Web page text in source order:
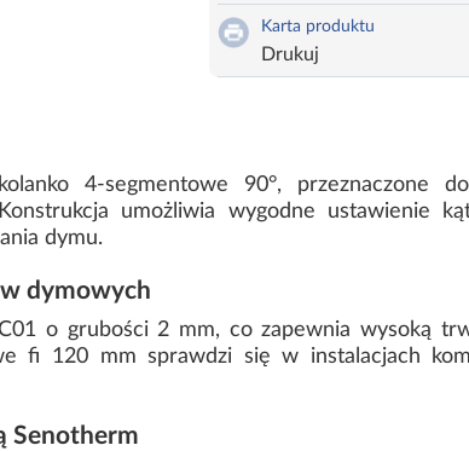
Karta produktu
Drukuj
4-segmentowe 90°, przeznaczone
umożliwia wygodne ustawienie
dymu.
dymowych
o grubości 2 mm, co zapewnia wysoką
fi 120 mm sprawdzi się w instalacjach
Senotherm